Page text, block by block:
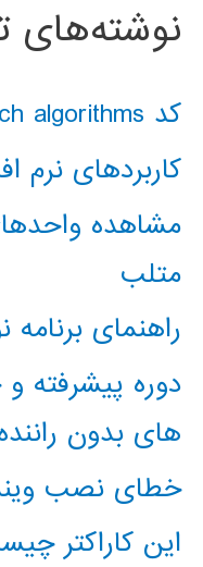
نوشته‌های
کد classical AI search algorithms
کاربردهای نرم
مشاهده
متلب
راهنمای
دوره پیشرفته
های بدون
خطای نصب
این کاراکتر چیست؟